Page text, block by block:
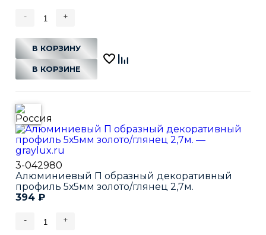
- +
В КОРЗИНУ
В КОРЗИНЕ
3-042980
Алюминиевый П образный декоративный
профиль 5х5мм золото/глянец 2,7м.
394 ₽
- +